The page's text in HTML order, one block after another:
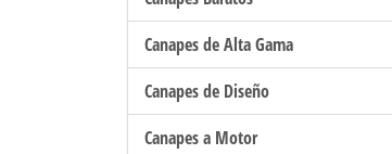
Canapes de Alta Gama
Canapes de Diseño
Canapes a Motor